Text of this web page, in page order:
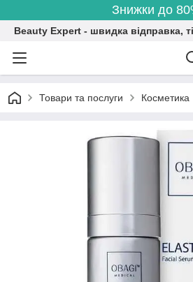
Знижки до
Beauty Expert - швидка відправка,
Товари та послуги Косметика